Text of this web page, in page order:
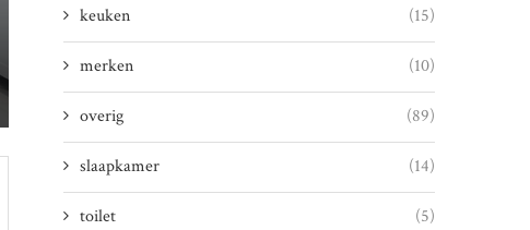
keuken (15)
merken (10)
overig (89)
slaapkamer (14)
toilet (5)